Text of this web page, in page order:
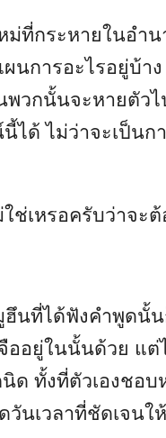
ที่กระหายในอำน
นการอะไรอยู่บ้า
วกนั้นจะหายตัว
ได้ ไม่ว่าจะเป็น
ช่เหรอครับว่าจะ
นที่ได้ฟังคำพูดนั้
ออยู่ในนั้นด้วย แ
ด ทั้งที่ตัวเองชอ
นเวลาที่ชัดเจนใ